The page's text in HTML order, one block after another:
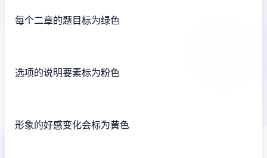
每个二章的题目标为绿色
选项的说明要素标为粉色
形象的好感变化会标为黄色